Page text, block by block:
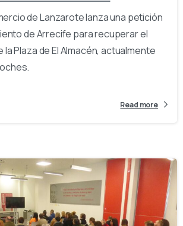
de Lanzarote lanza una petición
de Arrecife para recuperar el
Plaza de El Almacén, actualmente
Read more